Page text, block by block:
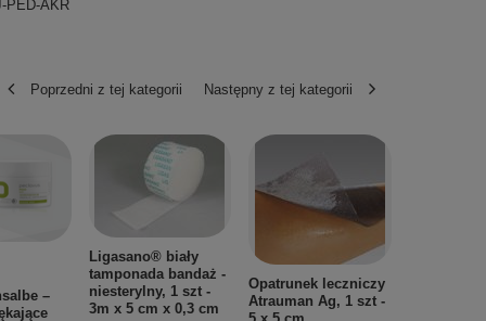
PED-AKR
Poprzedni z tej kategorii Następny z tej kategorii
–
Ligasano® biały
tamponada bandaż -
niesterylny, 1 szt -
3m x 5 cm x 0,3 cm
Opatrunek leczniczy
Atrauman Ag, 1 szt -